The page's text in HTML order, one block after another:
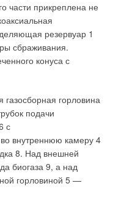
части прикреплена не
резервуар 1
сбраживания.
конуса с
горловина
подачи
с
внутреннюю камеру 4
8. Над внешней
биогаза 9, а над
горловиной 5 —